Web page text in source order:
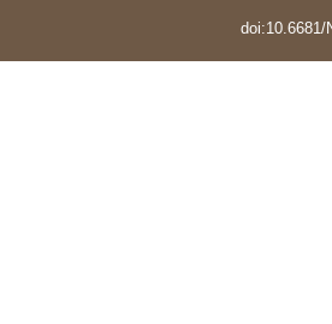
doi:10.6681/